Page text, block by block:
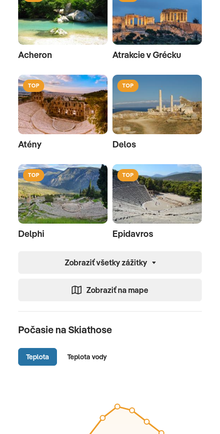
Acheron Atrakcie v Grécku
TOP
Atény
TOP
Delos
TOP
Delphi
TOP
Epidavros
Zobraziť všetky zážitky
Zobraziť na mape
Počasie na Skiathose
Teplota Teplota vody